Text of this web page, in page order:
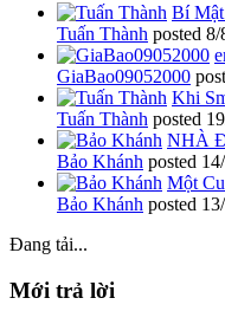
Bí
Tuấn Thành posted 8/
GiaBao09052000
Khi
Tuấn Thành posted
NHÀ
Bảo Khánh posted
Một
Bảo Khánh posted
Đang tải...
Mới trả lời